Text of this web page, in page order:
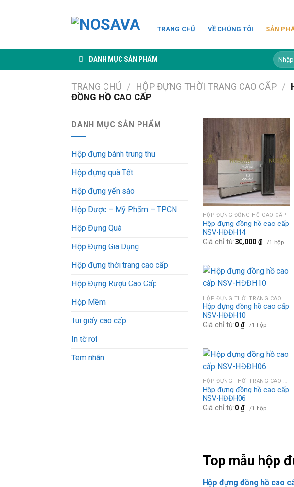
TRANG CHỦ VỀ CHÚNG TÔI SẢN
DANH MỤC SẢN PHẨM
Tìm
kiếm:
TRANG CHỦ / HỘP ĐỰNG THỜI TRANG CAO CẤP /
ĐỒNG HỒ CAO CẤP
DANH MỤC SẢN PHẨM
Hộp đựng bánh trung thu
Hộp đựng quà Tết
Hộp đựng yến sào
Hộp Dược – Mỹ Phẩm – TPCN
Hộp Đựng Quà
Hộp Đựng Gia Dụng
Hộp đựng thời trang cao cấp
Hộp Đựng Rượu Cao Cấp
Hộp Mềm
Túi giấy cao cấp
In tờ rơi
Tem nhãn
Top mẫu hộp
Hộp đựng đồng hồ cao
HỘP ĐỰNG ĐỒNG HỒ CAO CẤP
Hộp đựng đồng hồ cao cấp
NSV-HĐĐH14
Giá chỉ từ:30,000 ₫ /1 hộp
Hộp đựng đồng hồ cao cấp
NSV-HĐĐH10
Giá chỉ từ:0 ₫ /1 hộp
HỘP ĐỰNG THỜI TRANG CAO CẤP
Hộp đựng đồng hồ cao cấp
NSV-HĐĐH06
Giá chỉ từ:0 ₫ /1 hộp